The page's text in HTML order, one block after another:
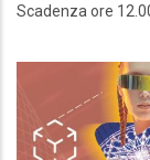
Scadenza ore